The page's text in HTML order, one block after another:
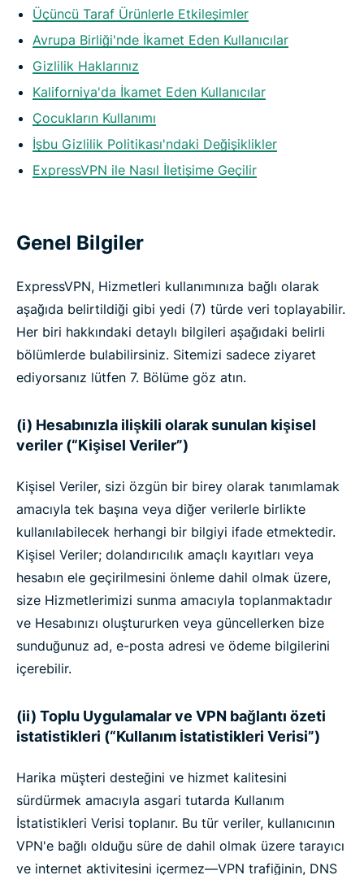
Üçüncü Taraf Ürünlerle Etkileşimler
Avrupa Birliği'nde İkamet Eden Kullanıcılar
Gizlilik Haklarınız
Kaliforniya'da İkamet Eden Kullanıcılar
Çocukların Kullanımı
İşbu Gizlilik Politikası'ndaki Değişiklikler
ExpressVPN ile Nasıl İletişime Geçilir
Genel Bilgiler
ExpressVPN, Hizmetleri kullanımınıza bağlı olarak
aşağıda belirtildiği gibi yedi (7) türde veri toplayabilir.
Her biri hakkındaki detaylı bilgileri aşağıdaki belirli
bölümlerde bulabilirsiniz. Sitemizi sadece ziyaret
ediyorsanız lütfen 7. Bölüme göz atın.
(i) Hesabınızla ilişkili olarak sunulan kişisel
veriler (“Kişisel Veriler”)
Kişisel Veriler, sizi özgün bir birey olarak tanımlamak
amacıyla tek başına veya diğer verilerle birlikte
kullanılabilecek herhangi bir bilgiyi ifade etmektedir.
Kişisel Veriler; dolandırıcılık amaçlı kayıtları veya
hesabın ele geçirilmesini önleme dahil olmak üzere,
size Hizmetlerimizi sunma amacıyla toplanmaktadır
ve Hesabınızı oluştururken veya güncellerken bize
sunduğunuz ad, e-posta adresi ve ödeme bilgilerini
içerebilir.
(ii) Toplu Uygulamalar ve VPN bağlantı özeti
istatistikleri (“Kullanım İstatistikleri Verisi”)
Harika müşteri desteğini ve hizmet kalitesini
sürdürmek amacıyla asgari tutarda Kullanım
İstatistikleri Verisi toplanır. Bu tür veriler, kullanıcının
VPN'e bağlı olduğu süre de dahil olmak üzere tarayıcı
ve internet aktivitesini içermez—VPN trafiğinin, DNS